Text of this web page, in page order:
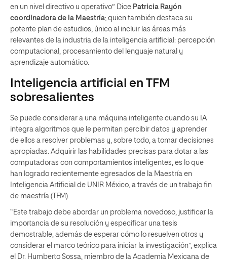
en un nivel directivo u operativo” Dice Patricia Rayón
coordinadora de la Maestría; quien también destaca su
potente plan de estudios, único al incluir las áreas más
relevantes de la industria de la inteligencia artificial: percepción
computacional, procesamiento del lenguaje natural y
aprendizaje automático.
Inteligencia artificial en TFM
sobresalientes
Se puede considerar a una máquina inteligente cuando su IA
integra algoritmos que le permitan percibir datos y aprender
de ellos a resolver problemas y, sobre todo, a tomar decisiones
apropiadas. Adquirir las habilidades precisas para dotar a las
computadoras con comportamientos inteligentes, es lo que
han logrado recientemente egresados de la Maestría en
Inteligencia Artificial de UNIR México, a través de un trabajo fin
de maestría (TFM).
“Este trabajo debe abordar un problema novedoso, justificar la
importancia de su resolución y especificar una tesis
demostrable, además de esperar cómo lo resuelven otros y
considerar el marco teórico para iniciar la investigación”, explica
el Dr. Humberto Sossa, miembro de la Academia Mexicana de